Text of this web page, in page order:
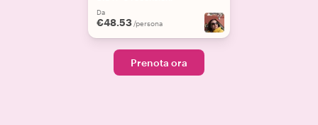
Da
€48.53 /persona
Prenota ora